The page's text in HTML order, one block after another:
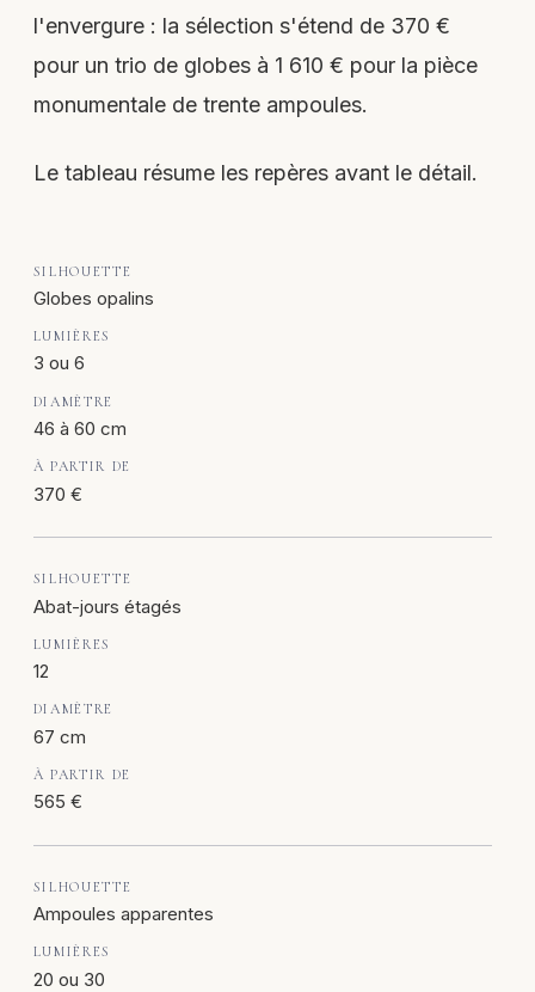
l'envergure : la sélection s'étend de 370 €
pour un trio de globes à 1 610 € pour la pièce
monumentale de trente ampoules.
Le tableau résume les repères avant le détail.
Globes opalins
3 ou 6
46 à 60 cm
370 €
Abat-jours étagés
12
67 cm
565 €
Ampoules apparentes
20 ou 30